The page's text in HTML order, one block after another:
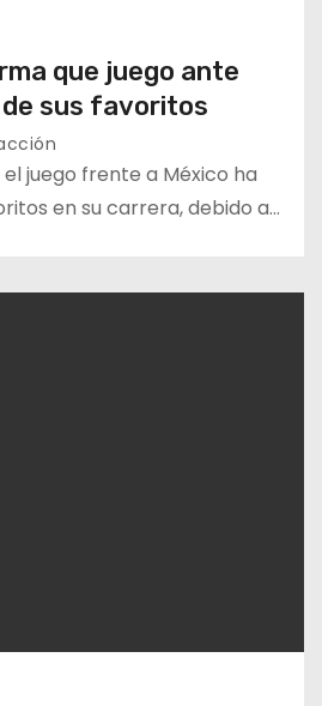
que juego ante
de sus favoritos
juego frente a México ha
en su carrera, debido a…